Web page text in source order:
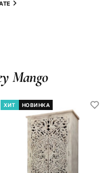
Mango
ХИТ НОВИНКА